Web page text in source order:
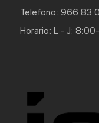
Telefono: 966 83
Horario: L – J: